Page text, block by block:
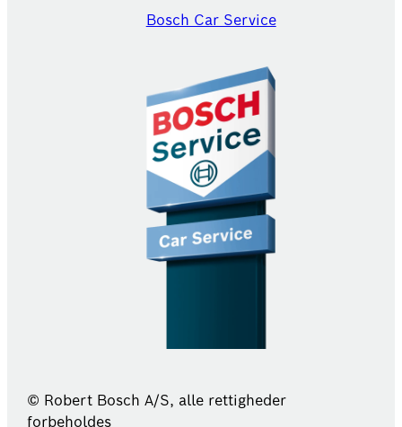
Bosch Car Service
© Robert Bosch A/S, alle rettigheder
forbeholdes